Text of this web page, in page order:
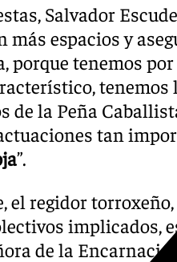
Salvador
más espacios y
porque tenemos
tenemos
de la Peña
tan
”.
el regidor
implicados,
de la